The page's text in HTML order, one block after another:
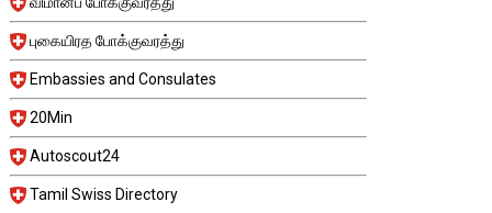
புகையிரத போக்குவரத்து
Embassies and Consulates
20Min
Autoscout24
Tamil Swiss Directory